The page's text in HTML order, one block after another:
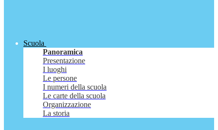
Scuola
Panoramica
Presentazione
I luoghi
Le persone
I numeri della scuola
Le carte della scuola
Organizzazione
La storia